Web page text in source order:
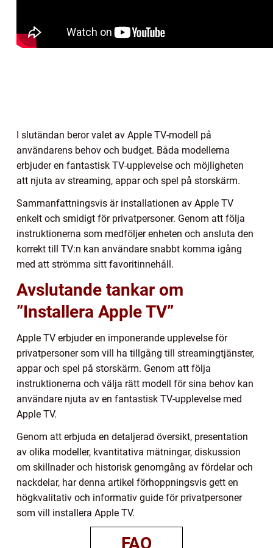
I slutändan beror valet av Apple TV-modell på
användarens behov och budget. Båda modellerna
erbjuder en fantastisk TV-upplevelse och möjligheten
att njuta av streaming, appar och spel på storskärm.
Sammanfattningsvis är installationen av Apple TV
enkelt och smidigt för privatpersoner. Genom att följa
instruktionerna som medföljer enheten och ansluta den
korrekt till TV:n kan användare snabbt komma igång
med att strömma sitt favoritinnehåll.
Avslutande tankar om
”Installera Apple TV”
Apple TV erbjuder en imponerande upplevelse för
privatpersoner som vill ha tillgång till streamingtjänster,
appar och spel på storskärm. Genom att följa
instruktionerna och välja rätt modell för sina behov kan
användare njuta av en fantastisk TV-upplevelse med
Apple TV.
Genom att erbjuda en detaljerad översikt, presentation
av olika modeller, kvantitativa mätningar, diskussion
om skillnader och historisk genomgång av fördelar och
nackdelar, har denna artikel förhoppningsvis gett en
högkvalitativ och informativ guide för privatpersoner
som vill installera Apple TV.
FAQ